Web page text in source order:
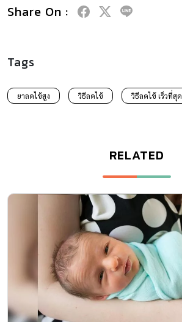
Share On :
Tags
ยาลดไข้สูง วิธีลดไข้ วิธีลดไข้ เร็วที่สุด
RELATED